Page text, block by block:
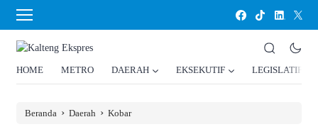
HOME METRO DAERAH EKSEKUTIF LEGISLATIF
Beranda › Daerah › Kobar